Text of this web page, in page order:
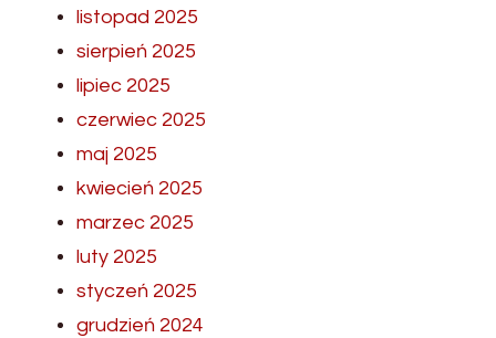
listopad 2025
sierpień 2025
lipiec 2025
czerwiec 2025
maj 2025
kwiecień 2025
marzec 2025
luty 2025
styczeń 2025
grudzień 2024